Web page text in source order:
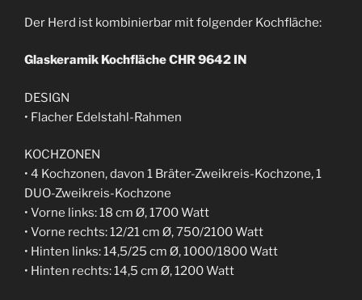
Der Herd ist kombinierbar mit folgender Kochfläche:
Glaskeramik Kochfläche CHR 9642 IN
DESIGN
• Flacher Edelstahl-Rahmen
KOCHZONEN
• 4 Kochzonen, davon 1 Bräter-Zweikreis-Kochzone, 1
DUO-Zweikreis-Kochzone
• Vorne links: 18 cm Ø, 1700 Watt
• Vorne rechts: 12/21 cm Ø, 750/2100 Watt
• Hinten links: 14,5/25 cm Ø, 1000/1800 Watt
• Hinten rechts: 14,5 cm Ø, 1200 Watt